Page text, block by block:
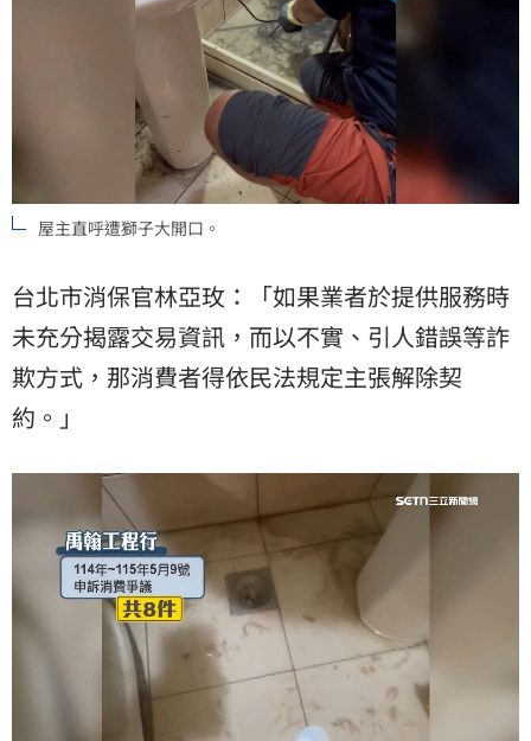
屋主直呼遭獅子大開口。
台北市消保官林亞玫：「如果業者於提供服務時
未充分揭露交易資訊，而以不實、引人錯誤等詐
欺方式，那消費者得依民法規定主張解除契
約。」